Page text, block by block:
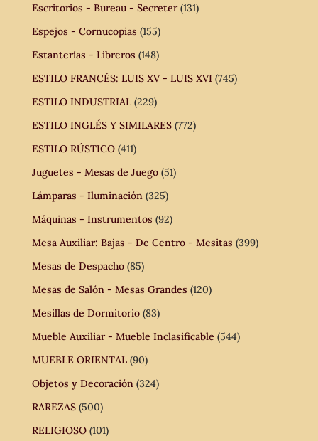
Escritorios - Bureau - Secreter (131)
Espejos - Cornucopias (155)
Estanterías - Libreros (148)
ESTILO FRANCÉS: LUIS XV - LUIS XVI (745)
ESTILO INDUSTRIAL (229)
ESTILO INGLÉS Y SIMILARES (772)
ESTILO RÚSTICO (411)
Juguetes - Mesas de Juego (51)
Lámparas - Iluminación (325)
Máquinas - Instrumentos (92)
Mesa Auxiliar: Bajas - De Centro - Mesitas (399)
Mesas de Despacho (85)
Mesas de Salón - Mesas Grandes (120)
Mesillas de Dormitorio (83)
Mueble Auxiliar - Mueble Inclasificable (544)
MUEBLE ORIENTAL (90)
Objetos y Decoración (324)
RAREZAS (500)
RELIGIOSO (101)